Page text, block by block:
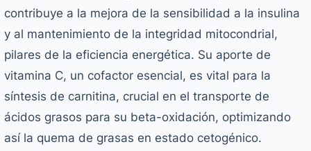
contribuye a la mejora de la sensibilidad a la insulina
y al mantenimiento de la integridad mitocondrial,
pilares de la eficiencia energética. Su aporte de
vitamina C, un cofactor esencial, es vital para la
síntesis de carnitina, crucial en el transporte de
ácidos grasos para su beta-oxidación, optimizando
así la quema de grasas en estado cetogénico.